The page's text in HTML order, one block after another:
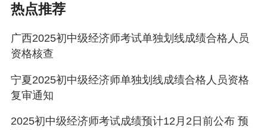
附件2：承诺书.docx
附件3：工作证明.docx
热点推荐
广西2025初中级经济师考试单独划线成绩合格人员
资格核查
宁夏2025初中级经济师单独划线成绩合格人员资格
复审通知
2025初中级经济师考试成绩预计12月2日前公布 预